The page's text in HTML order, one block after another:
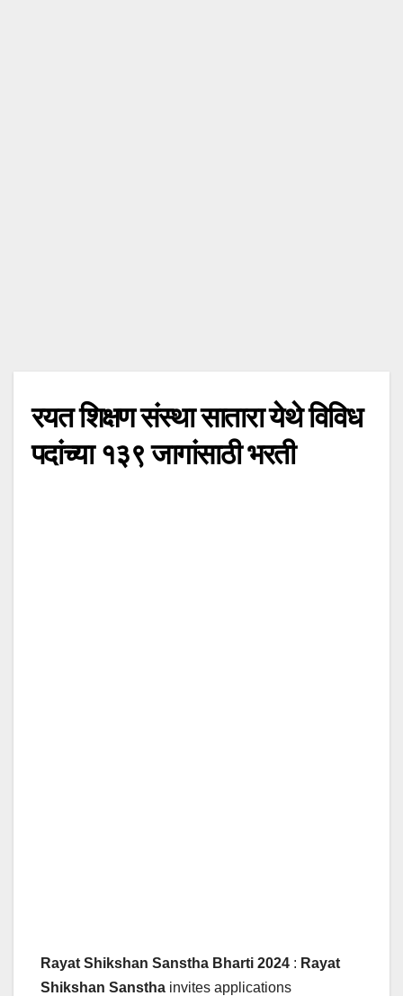
रयत शिक्षण संस्था सातारा येथे विविध
पदांच्या १३९ जागांसाठी भरती
Rayat Shikshan Sanstha Bharti 2024 : Rayat
Shikshan Sanstha invites applications